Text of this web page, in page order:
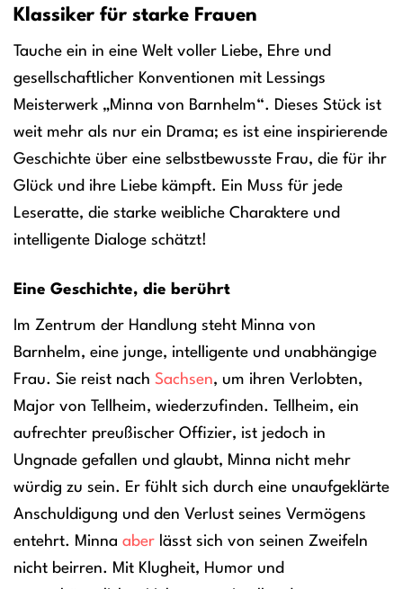
Klassiker für starke Frauen
Tauche ein in eine Welt voller Liebe, Ehre und
gesellschaftlicher Konventionen mit Lessings
Meisterwerk „Minna von Barnhelm“. Dieses Stück ist
weit mehr als nur ein Drama; es ist eine inspirierende
Geschichte über eine selbstbewusste Frau, die für ihr
Glück und ihre Liebe kämpft. Ein Muss für jede
Leseratte, die starke weibliche Charaktere und
intelligente Dialoge schätzt!
Eine Geschichte, die berührt
Im Zentrum der Handlung steht Minna von
Barnhelm, eine junge, intelligente und unabhängige
Frau. Sie reist nach Sachsen, um ihren Verlobten,
Major von Tellheim, wiederzufinden. Tellheim, ein
aufrechter preußischer Offizier, ist jedoch in
Ungnade gefallen und glaubt, Minna nicht mehr
würdig zu sein. Er fühlt sich durch eine unaufgeklärte
Anschuldigung und den Verlust seines Vermögens
entehrt. Minna aber lässt sich von seinen Zweifeln
nicht beirren. Mit Klugheit, Humor und